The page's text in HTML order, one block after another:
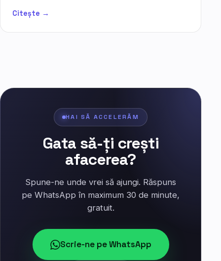
Citește →
HAI SĂ ACCELERĂM
Gata să-ți crești
afacerea?
Spune-ne unde vrei să ajungi. Răspuns
pe WhatsApp în maximum 30 de minute,
gratuit.
Scrie-ne pe WhatsApp